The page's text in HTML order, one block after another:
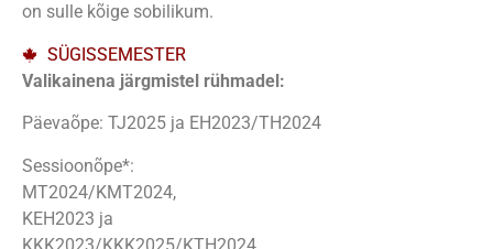
on sulle kõige sobilikum.
SÜGISSEMESTER
Valikainena järgmistel rühmadel:
Päevaõpe: TJ2025 ja EH2023/TH2024
Sessioonõpe*:
MT2024/KMT2024,
KEH2023 ja
KKK2023/KKK2025/KTH2024